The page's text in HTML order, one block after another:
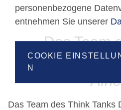
personenbezogene
entnehmen Sie unserer
COOKIE
N
Das Team
TanksDoing
Das Team des Think Tanks